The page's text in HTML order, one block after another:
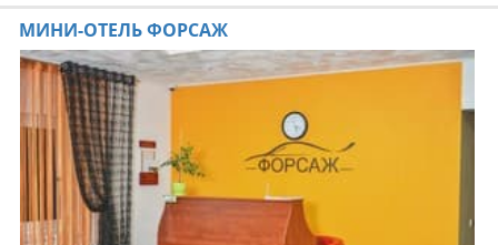
МИНИ-ОТЕЛЬ ФОРСАЖ